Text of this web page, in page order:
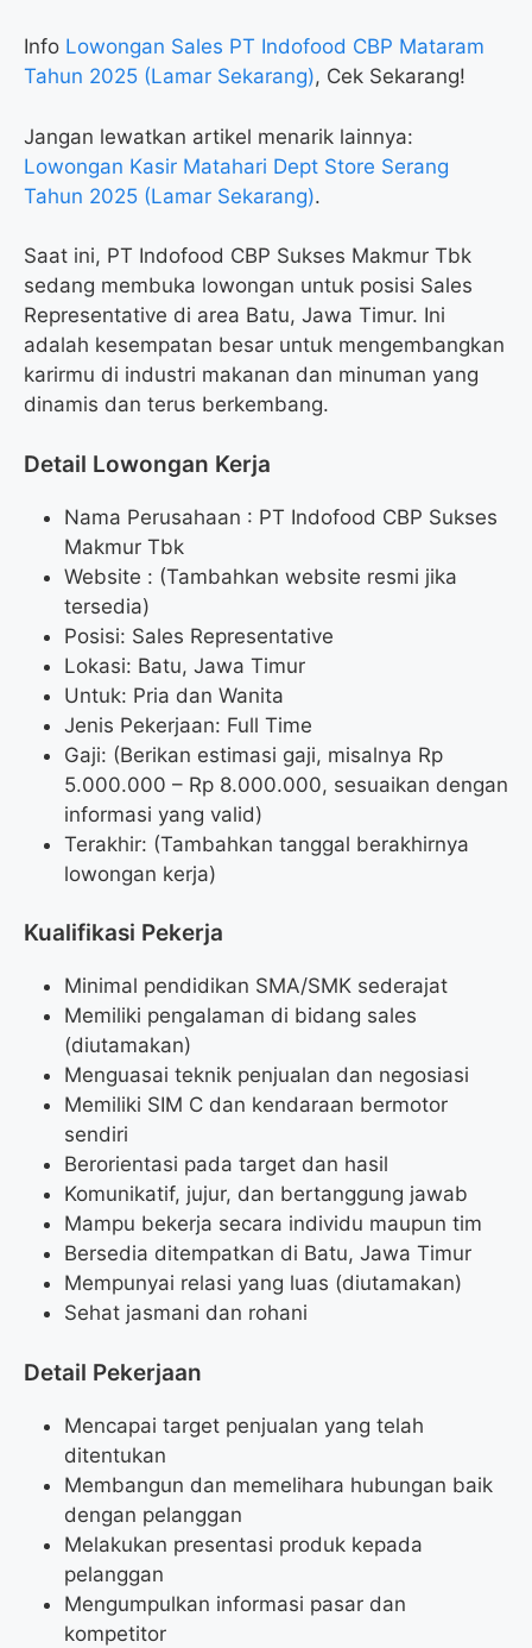
Info Lowongan Sales PT Indofood CBP Mataram
Tahun 2025 (Lamar Sekarang), Cek Sekarang!
Jangan lewatkan artikel menarik lainnya:
Lowongan Kasir Matahari Dept Store Serang
Tahun 2025 (Lamar Sekarang).
Saat ini, PT Indofood CBP Sukses Makmur Tbk
sedang membuka lowongan untuk posisi Sales
Representative di area Batu, Jawa Timur. Ini
adalah kesempatan besar untuk mengembangkan
karirmu di industri makanan dan minuman yang
dinamis dan terus berkembang.
Detail Lowongan Kerja
Nama Perusahaan : PT Indofood CBP Sukses
Makmur Tbk
Website : (Tambahkan website resmi jika
tersedia)
Posisi: Sales Representative
Lokasi: Batu, Jawa Timur
Untuk: Pria dan Wanita
Jenis Pekerjaan: Full Time
Gaji: (Berikan estimasi gaji, misalnya Rp
5.000.000 – Rp 8.000.000, sesuaikan dengan
informasi yang valid)
Terakhir: (Tambahkan tanggal berakhirnya
lowongan kerja)
Kualifikasi Pekerja
Minimal pendidikan SMA/SMK sederajat
Memiliki pengalaman di bidang sales
(diutamakan)
Menguasai teknik penjualan dan negosiasi
Memiliki SIM C dan kendaraan bermotor
sendiri
Berorientasi pada target dan hasil
Komunikatif, jujur, dan bertanggung jawab
Mampu bekerja secara individu maupun tim
Bersedia ditempatkan di Batu, Jawa Timur
Mempunyai relasi yang luas (diutamakan)
Sehat jasmani dan rohani
Detail Pekerjaan
Mencapai target penjualan yang telah
ditentukan
Membangun dan memelihara hubungan baik
dengan pelanggan
Melakukan presentasi produk kepada
pelanggan
Mengumpulkan informasi pasar dan
kompetitor